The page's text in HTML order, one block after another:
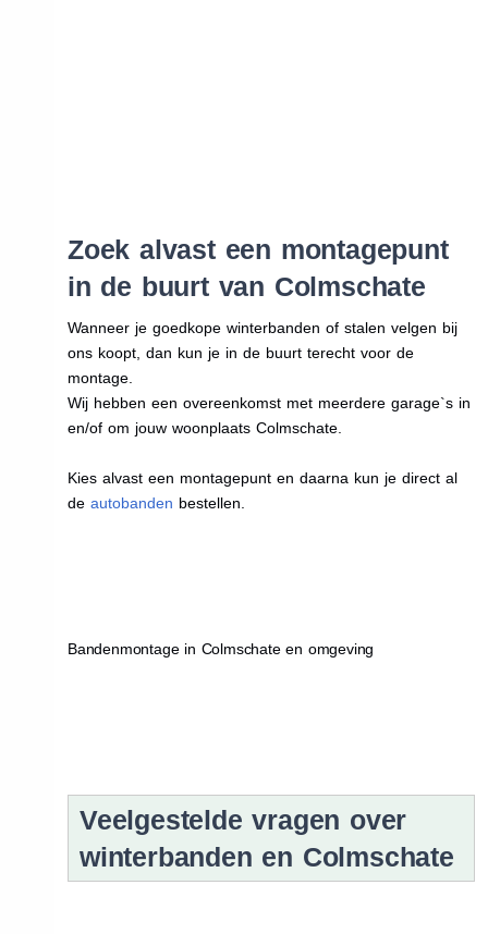
Zoek alvast een montagepunt
in de buurt van Colmschate
Wanneer je goedkope winterbanden of stalen velgen bij
ons koopt, dan kun je in de buurt terecht voor de
montage.
Wij hebben een overeenkomst met meerdere garage`s in
en/of om jouw woonplaats Colmschate.
Kies alvast een montagepunt en daarna kun je direct al
de autobanden bestellen.
Bandenmontage in Colmschate en omgeving
Veelgestelde vragen over
winterbanden en Colmschate